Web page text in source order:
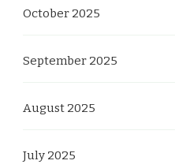
October 2025
September 2025
August 2025
July 2025